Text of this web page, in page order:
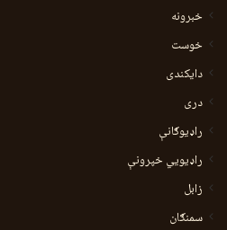
خبرونه
خوست
دایکندی
دری
راډیوګانې
راډیويي خپرونې
زابل
سمنګان